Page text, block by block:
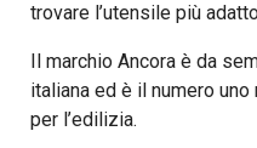
trovare l’utensile più
Il marchio Ancora è da
italiana ed è il numero
per l’edilizia.